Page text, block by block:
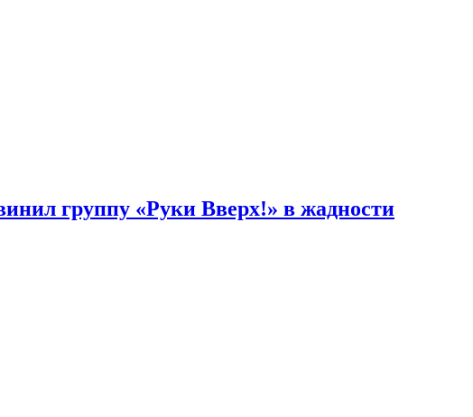
группу «Руки Вверх!» в жадности